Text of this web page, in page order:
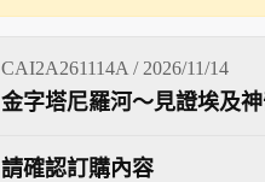
CAI2A261114A / 2026/11/14
金字塔尼羅河～見證埃及
請確認訂購內容